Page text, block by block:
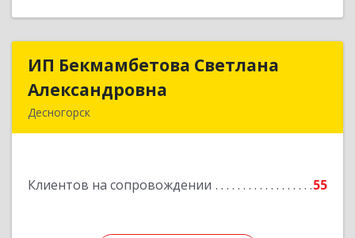
ИП Бекмамбетова Светлана
Александровна
Десногорск
Клиентов на сопровождении 55
ИП Бекмамбетова Светлана
Подробнее